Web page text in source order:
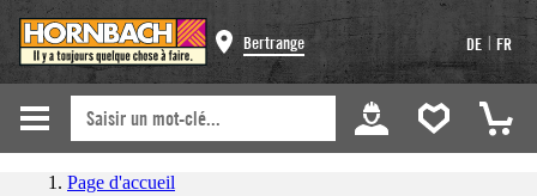
Bertrange DE | FR
Page d'accueil